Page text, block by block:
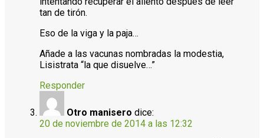
tan de tirón.
Eso de la viga y la paja…
Añade a las vacunas nombradas la modestia,
Lisistrata “la que disuelve…”
Responder
Otro manisero dice:
20 de noviembre de 2014 a las 12:32